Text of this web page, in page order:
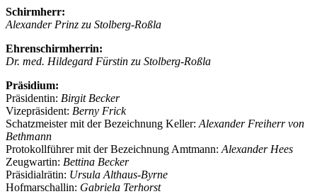
Schirmherr:
Alexander Prinz zu Stolberg-Roßla
Ehrenschirmherrin:
Dr. med. Hildegard Fürstin zu Stolberg-Roßla
Präsidium:
Präsidentin: Birgit Becker
Vizepräsident: Berny Frick
Schatzmeister mit der Bezeichnung Keller: Alexander Freiherr von
Bethmann
Protokollführer mit der Bezeichnung Amtmann: Alexander Hees
Zeugwartin: Bettina Becker
Präsidialrätin: Ursula Althaus-Byrne
Hofmarschallin: Gabriela Terhorst